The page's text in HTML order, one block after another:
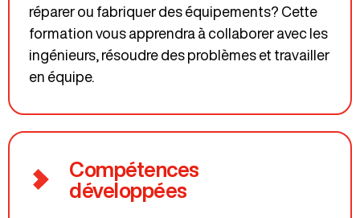
réparer ou fabriquer des équipements? Cette
formation vous apprendra à collaborer avec les
ingénieurs, résoudre des problèmes et travailler
en équipe.
Compétences
développées